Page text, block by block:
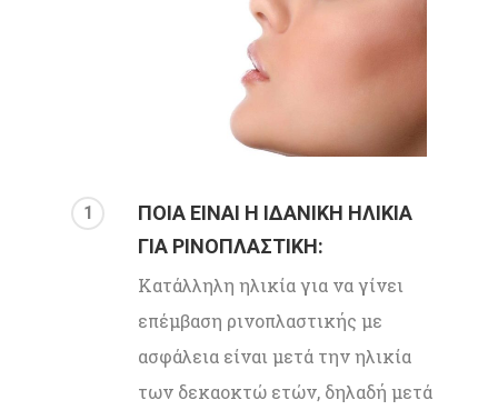
1
ΠΟΙΑ ΕΙΝΑΙ Η ΙΔΑΝΙΚΗ ΗΛΙΚΙΑ
ΓΙΑ ΡΙΝΟΠΛΑΣΤΙΚΗ:
Κατάλληλη ηλικία για να γίνει
επέμβαση ρινοπλαστικής με
ασφάλεια είναι μετά την ηλικία
των δεκαοκτώ ετών, δηλαδή μετά